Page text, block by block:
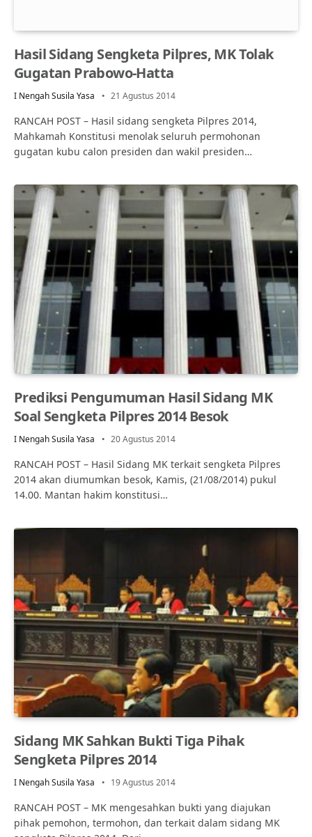
Hasil Sidang Sengketa Pilpres, MK Tolak
Gugatan Prabowo-Hatta
I Nengah Susila Yasa 21 Agustus 2014
RANCAH POST – Hasil sidang sengketa Pilpres 2014,
Mahkamah Konstitusi menolak seluruh permohonan
gugatan kubu calon presiden dan wakil presiden…
Prediksi Pengumuman Hasil Sidang MK
Soal Sengketa Pilpres 2014 Besok
I Nengah Susila Yasa 20 Agustus 2014
RANCAH POST – Hasil Sidang MK terkait sengketa Pilpres
2014 akan diumumkan besok, Kamis, (21/08/2014) pukul
14.00. Mantan hakim konstitusi…
Sidang MK Sahkan Bukti Tiga Pihak
Sengketa Pilpres 2014
I Nengah Susila Yasa 19 Agustus 2014
RANCAH POST – MK mengesahkan bukti yang diajukan
pihak pemohon, termohon, dan terkait dalam sidang MK